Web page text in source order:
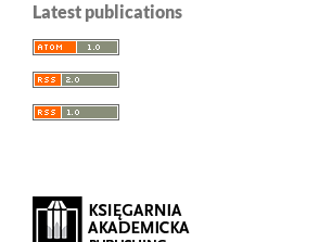
Latest publications